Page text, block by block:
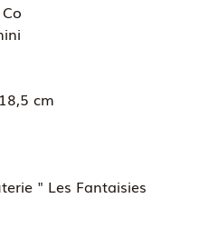
cm
" Les Fantaisies